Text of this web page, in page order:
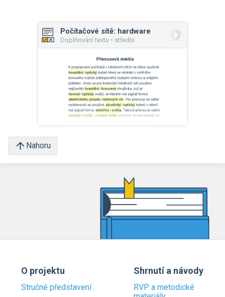
Počítačové sítě: hardware
Doplňování textu • střední
Nahoru
O projektu
Stručné představení
Shrnutí a návody
RVP a metodické